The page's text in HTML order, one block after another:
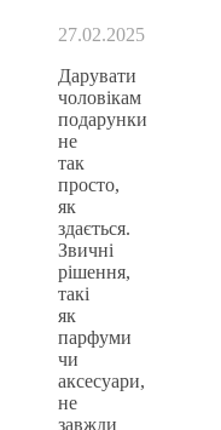
27.02.2025
Дарувати
чоловікам
подарунки
не
так
просто,
як
здається.
Звичні
рішення,
такі
як
парфуми
чи
аксесуари,
не
завжди